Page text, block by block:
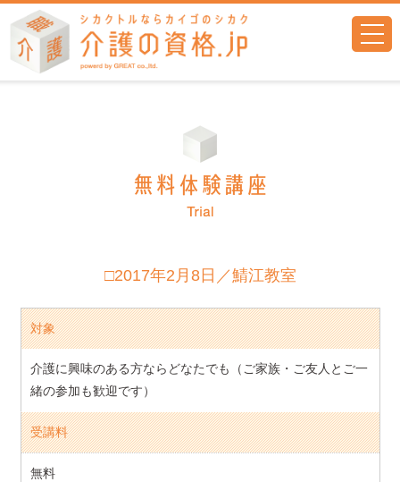
□2017年2月8日／鯖江教室
対象
介護に興味のある方ならどなたでも（ご家族・ご友人とご一
緒の参加も歓迎です）
受講料
無料